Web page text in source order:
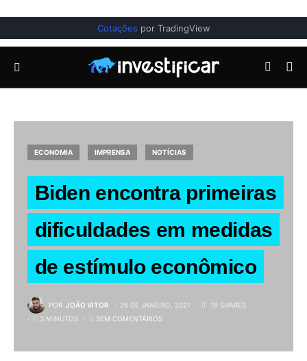
Cotações por TradingView
ECONOMIA IMPRENSA NOTÍCIAS
Biden encontra primeiras
dificuldades em medidas
de estímulo econômico
POR JOÃO VITOR 26 DE JANEIRO, 2021
16 SHARES
3 MINUTOS
SEM COMENTÁRIOS